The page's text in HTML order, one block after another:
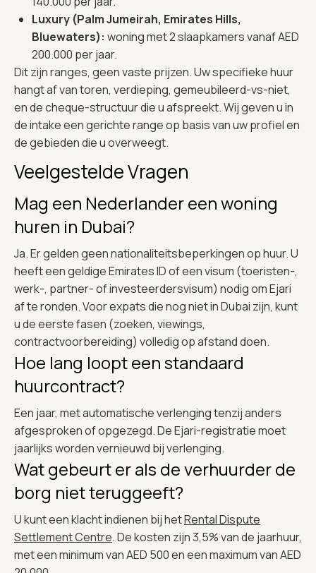
Luxury (Palm Jumeirah, Emirates Hills,
Bluewaters): woning met 2 slaapkamers vanaf AED
200.000 per jaar.
Dit zijn ranges, geen vaste prijzen. Uw specifieke huur
hangt af van toren, verdieping, gemeubileerd-vs-niet,
en de cheque-structuur die u afspreekt. Wij geven u in
de intake een gerichte range op basis van uw profiel en
de gebieden die u overweegt.
Veelgestelde Vragen
Mag een Nederlander een woning
huren in Dubai?
Ja. Er gelden geen nationaliteitsbeperkingen op huur. U
heeft een geldige Emirates ID of een visum (toeristen-,
werk-, partner- of investeerdersvisum) nodig om Ejari
af te ronden. Voor expats die nog niet in Dubai zijn, kunt
u de eerste fasen (zoeken, viewings,
contractvoorbereiding) volledig op afstand doen.
Hoe lang loopt een standaard
huurcontract?
Een jaar, met automatische verlenging tenzij anders
afgesproken of opgezegd. De Ejari-registratie moet
jaarlijks worden vernieuwd bij verlenging.
Wat gebeurt er als de verhuurder de
borg niet teruggeeft?
U kunt een klacht indienen bij hetRental Dispute
Settlement Centre. De kosten zijn 3,5% van de jaarhuur,
met een minimum van AED 500 en een maximum van AED